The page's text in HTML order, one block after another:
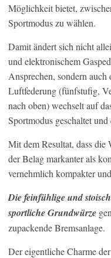
Möglichkeit bietet,
Sportmodus zu wählen.
Damit ändert sich nicht
und elektronischem
Ansprechen, sondern
Luftfederung (fünfstufig,
nach oben) wechselt auf
Sportmodus geschaltet
Mit dem Resultat, dass
der Belag markanter als
vernehmlich kompakter
Die feinfühlige und
sportliche Grundwürze
zupackende Bremsanlage.
Der eigentliche Charme